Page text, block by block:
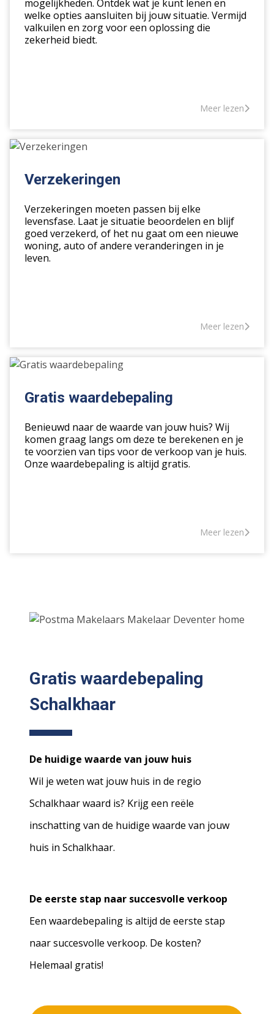
mogelijkheden. Ontdek wat je kunt lenen en
welke opties aansluiten bij jouw situatie. Vermijd
valkuilen en zorg voor een oplossing die
zekerheid biedt.
Meer lezen
Verzekeringen
Verzekeringen
Verzekeringen moeten passen bij elke
levensfase. Laat je situatie beoordelen en blijf
goed verzekerd, of het nu gaat om een nieuwe
woning, auto of andere veranderingen in je
leven.
Meer lezen
Gratis
Gratis waardebepaling
Benieuwd naar de waarde van jouw huis? Wij
komen graag langs om deze te berekenen en je
te voorzien van tips voor de verkoop van je huis.
Onze waardebepaling is altijd gratis.
Meer lezen
Gratis waardebepaling
Schalkhaar
De huidige waarde van jouw huis
Wil je weten wat jouw huis in de regio
Schalkhaar waard is? Krijg een reële
inschatting van de huidige waarde van jouw
huis in Schalkhaar.
De eerste stap naar succesvolle verkoop
Een waardebepaling is altijd de eerste stap
naar succesvolle verkoop. De kosten?
Helemaal gratis!